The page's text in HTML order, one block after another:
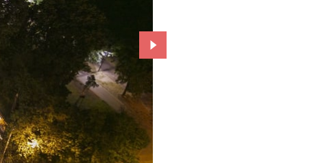
Przejdź do kolejnego zdjęcia.